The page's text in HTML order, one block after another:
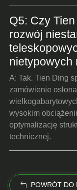
Q5: Czy
rozwój
nietypowych
A: Tak. Tien Ding
zamówienie
wysokim
optymalizację
technicznej.
POWRÓT DO